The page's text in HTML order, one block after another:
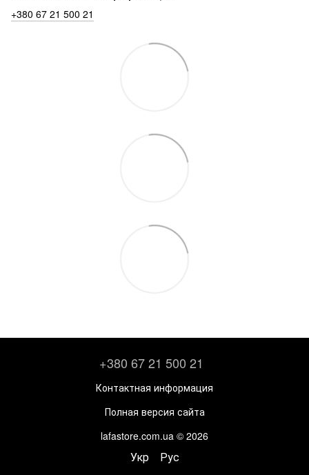
+380 67 21 500 21
+380 67 21 500 21
Контактная информация
Полная версия сайта
lafastore.com.ua © 2026
Укр Рус